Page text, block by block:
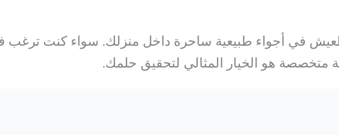
في أجواء طبيعية ساحرة داخل منزلك. سواء كنت ترغب
متخصصة هو الخيار المثالي لتحقيق حلمك.